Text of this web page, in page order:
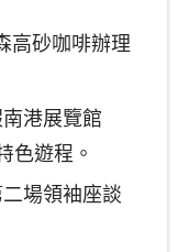
高砂咖啡辦理
港展覽館
色遊程。
場領袖座談